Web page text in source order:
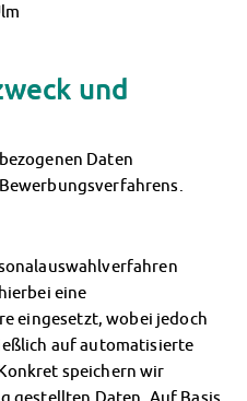
und
Daten
eine
eingesetzt, wobei jedoch
auf automatisierte
speichern wir
gestellten Daten. Auf Basis